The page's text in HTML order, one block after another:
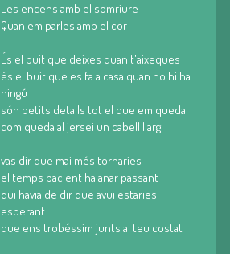
Les encens amb el somriure
Quan em parles amb el cor
És el buit que deixes quan t'aixeques
és el buit que es fa a casa quan no hi ha
ningú
són petits detalls tot el que em queda
com queda al jersei un cabell llarg
vas dir que mai més tornaries
el temps pacient ha anar passant
qui havia de dir que avui estaries
esperant
que ens trobéssim junts al teu costat